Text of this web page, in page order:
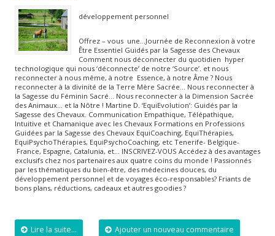
développement personnel
Offrez – vous une…Journée de Reconnexion à votre
Être Essentiel Guidés par la Sagesse des Chevaux
Comment nous déconnecter du quotidien hyper
technologique qui nous ‘déconnecte’ de notre ‘Source’. et nous
reconnecter à nous même, à notre Essence, à notre Âme ? Nous
reconnecter à la divinité de la Terre Mère Sacrée… Nous reconnecter à
la Sagesse du Féminin Sacré… Nous reconnecter à la Dimension Sacrée
des Animaux… et la Nôtre ! Martine D. ‘EquiEvolution’: Guidés par la
Sagesse des Chevaux. Communication Empathique, Télépathique,
Intuitive et Chamanique avec les Chevaux Formations en Professions
Guidées par la Sagesse des Chevaux EquiCoaching, EquiThérapies,
EquiPsychoThérapies, EquiPsychoCoaching, etc Tenerife- Belgique-
France, Espagne, Catalunia, et… INSCRIVEZ-VOUS Accédez à des avantages
exclusifs chez nos partenaires aux quatre coins du monde ! Passionnés
par les thématiques du bien-être, des médecines douces, du
développement personnel et de voyages éco-responsables? Friants de
bons plans, réductions, cadeaux et autres goodies ?
Lire la suite... Ajouter un nouveau commentaire